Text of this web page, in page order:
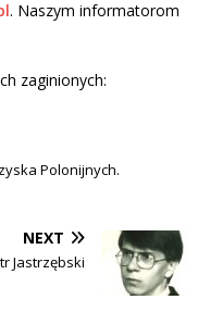
. Naszym informatorom
zaginionych:
Polonijnych.
NEXT
Jastrzębski